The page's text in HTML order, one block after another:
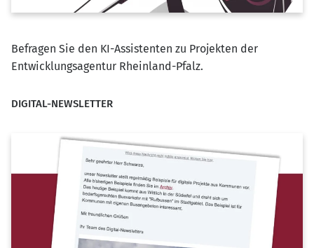
Befragen Sie den KI-Assistenten zu Projekten der
Entwicklungsagentur Rheinland-Pfalz.
DIGITAL-NEWSLETTER